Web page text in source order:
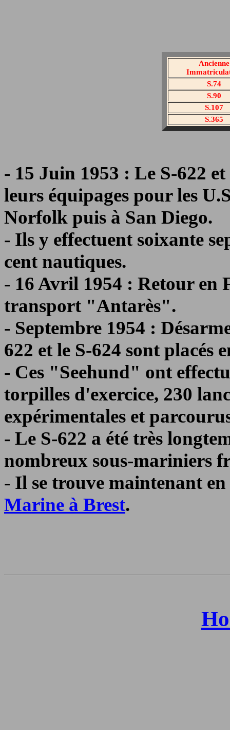
Ancienne
S.74
S.90
S.107
S.365
- 15 Juin 1953 : Le S-622
leurs équipages pour les
Norfolk puis à San Diego.
- Ils y effectuent soixante
cent nautiques.
- 16 Avril 1954 : Retour en
transport "Antarès".
- Septembre 1954 :
622 et le S-624 sont placés
- Ces "Seehund" ont
torpilles d'exercice, 230
expérimentales et
- Le S-622 a été très
nombreux sous-mariniers
- Il se trouve maintenant
Marine à Brest.